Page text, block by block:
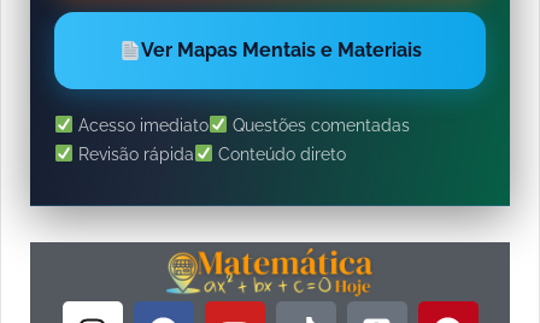
Ver Mapas Mentais e Materiais
Acesso imediato
Questões comentadas
Revisão rápida
Conteúdo direto